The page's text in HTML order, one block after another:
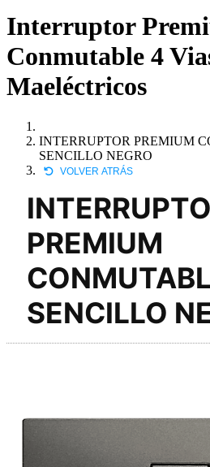
Interruptor
Conmutable 4
Maeléctricos
INTERRUPTOR PREMIUM
SENCILLO NEGRO
VOLVER ATRÁS
PREMIUM
SENCILLO